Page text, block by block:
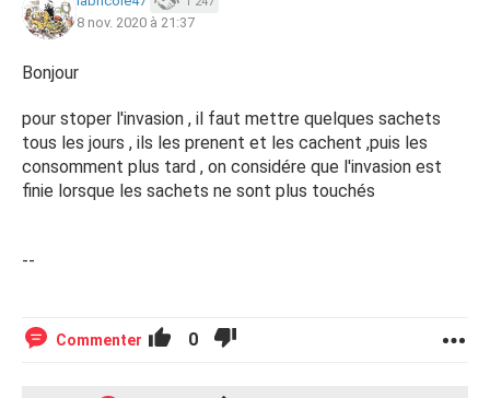
cette nuit par exemple, je n'ai pas fermé l'œil car sa a
gratté toute la nuit !
Faire appel à un professionnel ? Est-ce que c'est vraiment
efficace ?
joncher les combles ...
8 nov. 2020 à 21:37
Bonjour
pour stoper l'invasion , il faut mettre quelques sachets
tous les jours , ils les prenent et les cachent ,puis les
consomment plus tard , on considére que l'invasion est
finie lorsque les sachets ne sont plus touchés
--
Commenter 0